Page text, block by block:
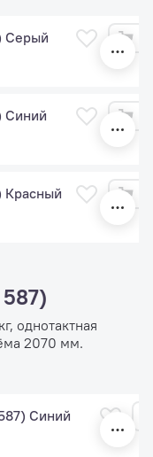
Серый
Синий
Красный
однотактная
2070 мм.
Синий